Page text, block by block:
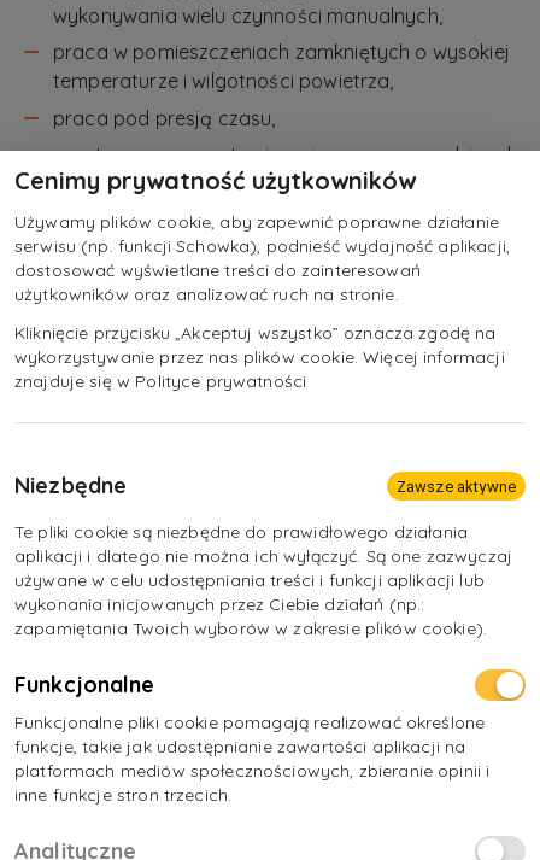
wykonywania wielu czynności manualnych,
praca w pomieszczeniach zamkniętych o wysokiej
temperaturze i wilgotności powietrza,
praca pod presją czasu,
często praca w systemie zmianowym, w godzinach
popołudniowych i nocnych, w weekendy i dni
świąteczne,
często praca po 10‑12 godzin,
kontakt z ostrymi krawędziami i nożami,
kontakt z gorącymi powierzchniami i produktami,
roszczeniowi klienci.
Cenimy prywatność użytkowników
Używamy plików cookie, aby zapewnić poprawne działanie
serwisu (np. funkcji Schowka), podnieść wydajność aplikacji,
dostosować wyświetlane treści do zainteresowań
użytkowników oraz analizować ruch na stronie.
Kliknięcie przycisku „Akceptuj wszystko” oznacza zgodę na
wykorzystywanie przez nas plików cookie. Więcej informacji
znajduje się w Polityce prywatności
Niezbędne Zawsze aktywne
Te pliki cookie są niezbędne do prawidłowego działania
aplikacji i dlatego nie można ich wyłączyć. Są one zazwyczaj
używane w celu udostępniania treści i funkcji aplikacji lub
wykonania inicjowanych przez Ciebie działań (np.:
zapamiętania Twoich wyborów w zakresie plików cookie).
Funkcjonalne
Funkcjonalne pliki cookie pomagają realizować określone
funkcje, takie jak udostępnianie zawartości aplikacji na
platformach mediów społecznościowych, zbieranie opinii i
inne funkcje stron trzecich.
Analityczne